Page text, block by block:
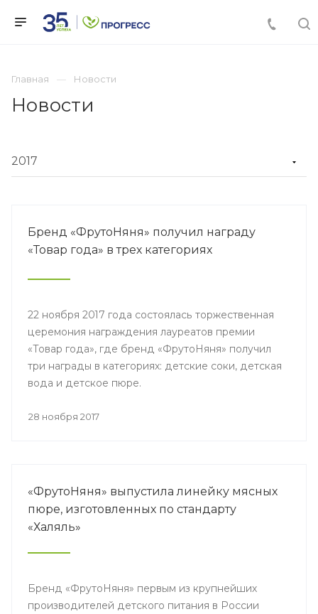
Главная Новости
Новости
Бренд «ФрутоНяня» получил награду
«Товар года» в трех категориях
22 ноября 2017 года состоялась торжественная
церемония награждения лауреатов премии
«Товар года», где бренд «ФрутоНяня» получил
три награды в категориях: детские соки, детская
вода и детское пюре.
28 ноября 2017
«ФрутоНяня» выпустила линейку мясных
пюре, изготовленных по стандарту
«Халяль»
Бренд «ФрутоНяня» первым из крупнейших
производителей детского питания в России